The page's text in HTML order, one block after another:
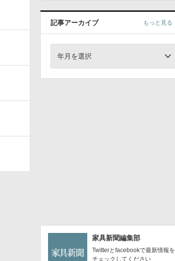
記事アーカイブ もっと見る
年月を選択
家具新聞編集部
Twitterとfacebookで最新情報を
チェックしてください